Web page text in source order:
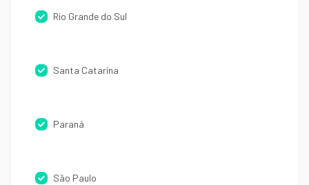
Rio Grande do Sul
Santa Catarina
Paraná
São Paulo